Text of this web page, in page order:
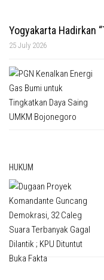
Yogyakarta Hadirkan
25 July 2026
HUKUM